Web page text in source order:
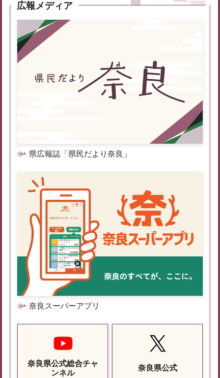
広報メディア
県広報誌「県民だより奈良」
奈良スーパーアプリ
奈良県公式総合チャ
ンネル
奈良県公式